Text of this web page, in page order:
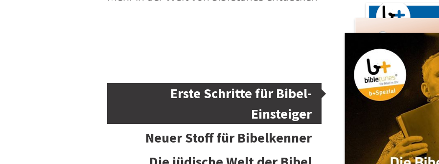
Erste Schritte für Bibel-
Einsteiger
Neuer Stoff für Bibelkenner